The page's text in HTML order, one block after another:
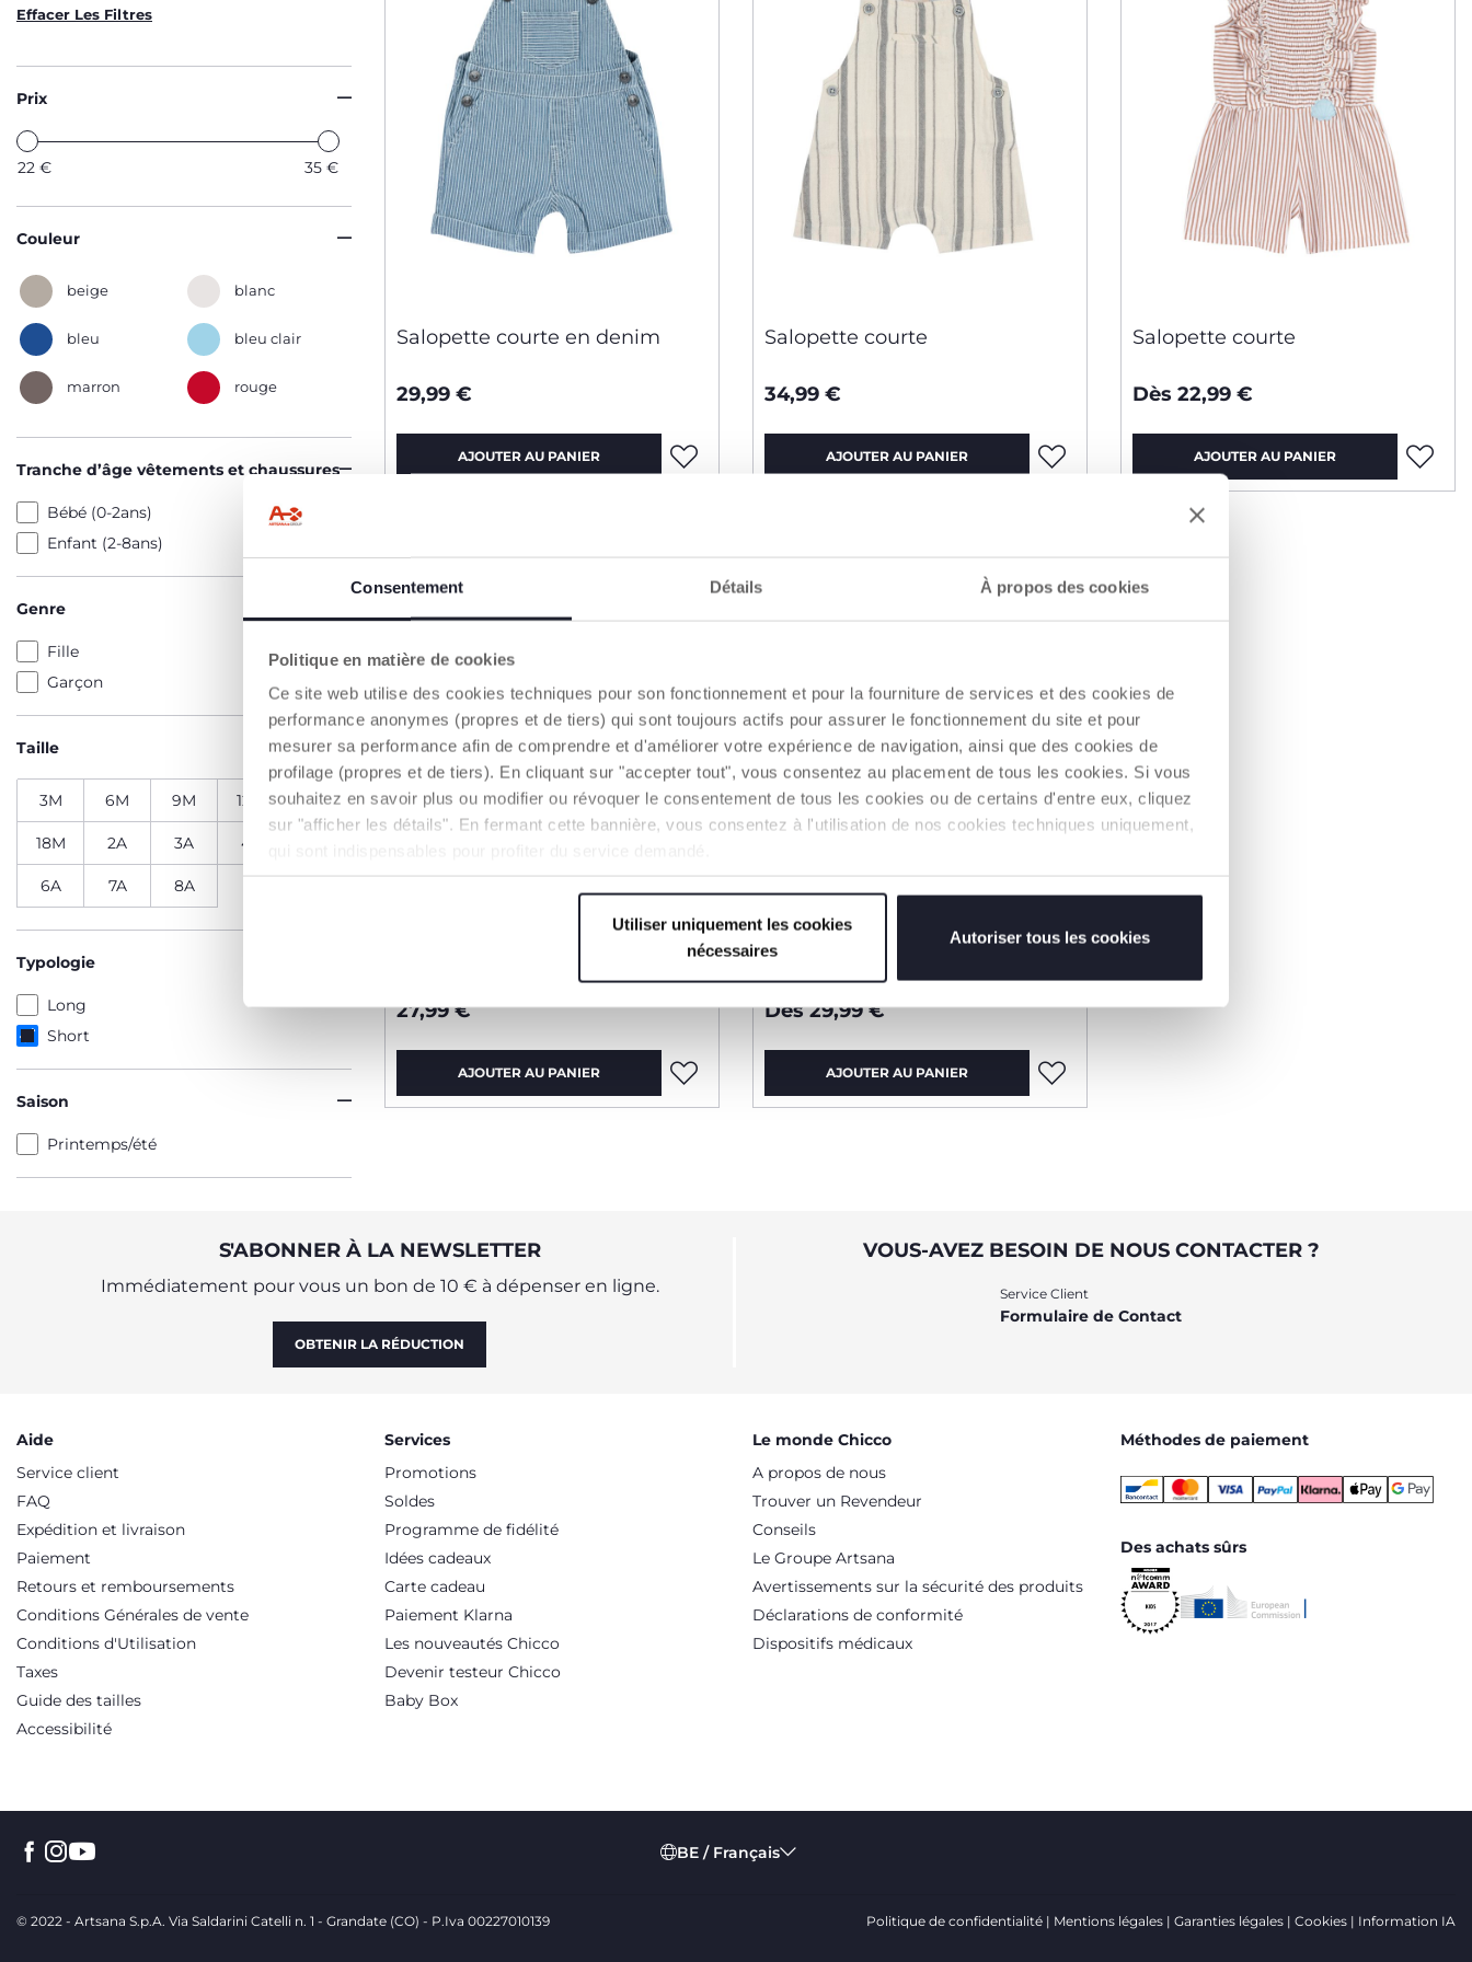
Consentement Détails À propos des cookies
Politique en matière de cookies
Ce site web utilise des cookies techniques pour son fonctionnement et pour la fourniture de services et des cookies de
performance anonymes (propres et de tiers) qui sont toujours actifs pour assurer le fonctionnement du site et pour
mesurer sa performance afin de comprendre et d'améliorer votre expérience de navigation, ainsi que des cookies de
profilage (propres et de tiers). En cliquant sur "accepter tout", vous consentez au placement de tous les cookies. Si vous
souhaitez en savoir plus ou modifier ou révoquer le consentement de tous les cookies ou de certains d'entre eux, cliquez
sur "afficher les détails". En fermant cette bannière, vous consentez à l'utilisation de nos cookies techniques uniquement,
Utiliser uniquement les cookies
nécessaires
Autoriser tous les cookies
Effacer Les Filtres
Prix
22 € 35 €
Couleur
beige blanc
bleu bleu clair
marron rouge
Tranche d’âge vêtements et chaussures
Bébé (0-2ans)
Enfant (2-8ans)
Genre
Fille
Garçon
Taille
3M 6M 9M 12M 15M
18M 2A 3A 4A
6A 7A 8A
Typologie
Long
Short
Saison
Printemps/été
Salopette courte en denim
29,99 €
AJOUTER AU PANIER
Salopette courte
34,99 €
AJOUTER AU PANIER
Salopette courte
Dès 22,99 €
AJOUTER AU PANIER
27,99 €
AJOUTER AU PANIER
Salopette courte imprimée
Dès 29,99 €
AJOUTER AU PANIER
S'ABONNER À LA NEWSLETTER
Immédiatement pour vous un bon de 10 € à dépenser en ligne.
OBTENIR LA RÉDUCTION
VOUS-AVEZ BESOIN DE NOUS CONTACTER ?
Service Client
Formulaire de Contact
Aide
Service client
FAQ
Expédition et livraison
Paiement
Retours et remboursements
Conditions Générales de vente
Conditions d'Utilisation
Taxes
Guide des tailles
Accessibilité
Services
Promotions
Soldes
Programme de fidélité
Idées cadeaux
Carte cadeau
Paiement Klarna
Les nouveautés Chicco
Devenir testeur Chicco
Baby Box
Le monde Chicco
A propos de nous
Trouver un Revendeur
Conseils
Le Groupe Artsana
Avertissements sur la sécurité des produits
Déclarations de conformité
Dispositifs médicaux
Méthodes de paiement
Des achats sûrs
BE / Français
© 2022 - Artsana S.p.A. Via Saldarini Catelli n. 1 - Grandate (CO) - P.Iva 00227010139 Politique de confidentialité Mentions légales Garanties légales Cookies Information IA